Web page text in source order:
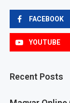
FACEBOOK
YOUTUBE
Recent Posts